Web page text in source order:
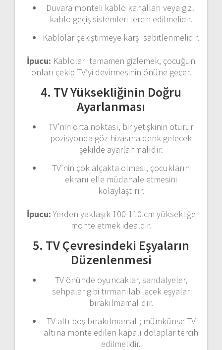
Duvara monteli kablo kanalları veya gizli
kablo geçiş sistemleri tercih edilmelidir.
Kablolar çekiştirmeye karşı sabitlenmelidir.
İpucu: Kabloları tamamen gizlemek, çocuğun
onları çekip TV’yi devirmesinin önüne geçer.
4. TV Yüksekliğinin Doğru
Ayarlanması
TV’nin orta noktası, bir yetişkinin oturur
pozisyonda göz hizasına denk gelecek
şekilde ayarlanmalıdır.
TV’nin çok alçakta olması, çocukların
ekranı elle müdahale etmesini
kolaylaştırır.
İpucu:Yerden yaklaşık 100-110 cm yüksekliğe
monte etmek idealdir.
5. TV Çevresindeki Eşyaların
Düzenlenmesi
TV önünde oyuncaklar, sandalyeler,
sehpalar gibi tırmanılabilecek eşyalar
bırakılmamalıdır.
TV altı boş bırakılmamalı; mümkünse TV
altına monte edilen kapalı dolaplar tercih
edilmelidir.